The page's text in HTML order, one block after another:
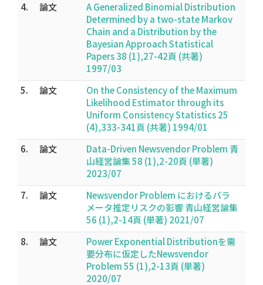
4.
論文
A Generalized Binomial Distribution
Determined by a two-state Markov
Chain and a Distribution by the
Bayesian Approach Statistical
Papers 38 (1),27-42頁 (共著)
1997/03
5.
論文
On the Consistency of the Maximum
Likelihood Estimator through its
Uniform Consistency Statistics 25
(4),333-341頁 (共著) 1994/01
6.
論文
Data-Driven Newsvendor Problem 青
山経営論集 58 (1),2-20頁 (単著)
2023/07
7.
論文
Newsvendor Problem におけるパラ
メータ推定リスクの影響 青山経営論集
56 (1),2-14頁 (単著) 2021/07
8.
論文
Power Exponential Distributionを需
要分布に仮定したNewsvendor
Problem 55 (1),2-13頁 (単著)
2020/07